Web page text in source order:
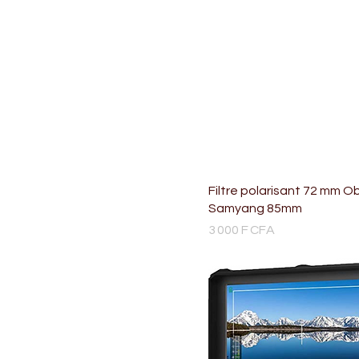
Filtre polarisant 72 mm
Samyang 85mm
Prix
3 000 F CFA